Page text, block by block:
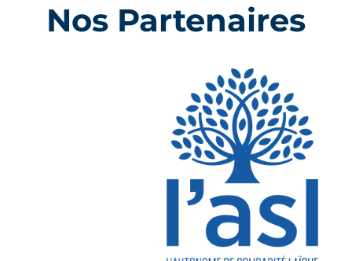
Nos Partenaires